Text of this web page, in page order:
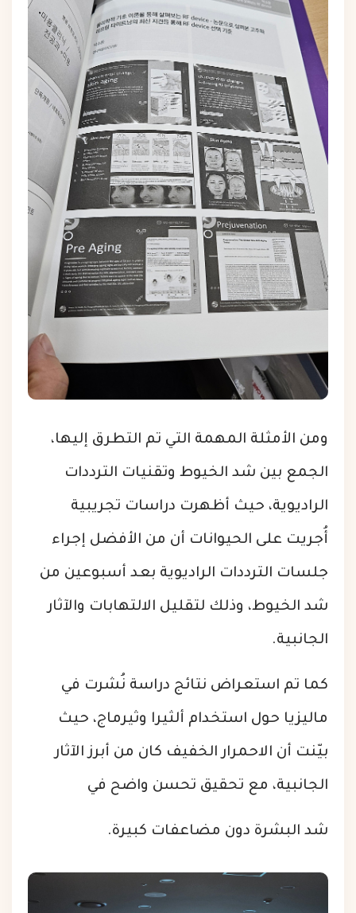
ومن الأمثلة المهمة التي تم التطرق إليها،
الجمع بين شد الخيوط وتقنيات الترددات
الراديوية، حيث أظهرت دراسات تجريبية
أُجريت على الحيوانات أن من الأفضل إجراء
جلسات الترددات الراديوية بعد أسبوعين من
شد الخيوط، وذلك لتقليل الالتهابات والآثار
الجانبية.
كما تم استعراض نتائج دراسة نُشرت في
ماليزيا حول استخدام ألثيرا وثيرماج، حيث
بيّنت أن الاحمرار الخفيف كان من أبرز الآثار
الجانبية، مع تحقيق تحسن واضح في
شد البشرة دون مضاعفات كبيرة.